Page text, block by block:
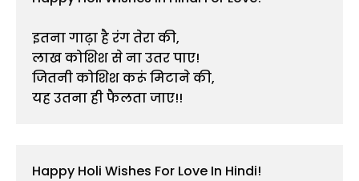
इतना गाढ़ा है रंग तेरा की,
लाख कोशिश से ना उतर पाए!
जितनी कोशिश करूं मिटाने की,
यह उतना ही फैलता जाए!!
Happy Holi Wishes For Love In Hindi!